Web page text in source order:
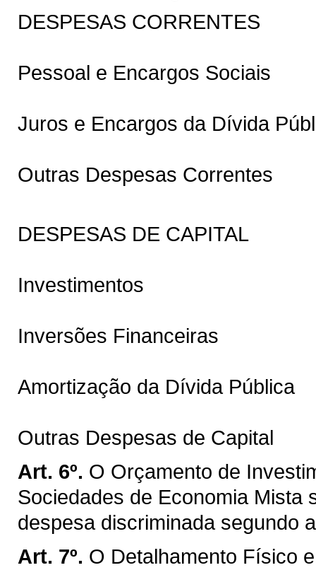
DESPESAS CORRENTES
Pessoal e Encargos Sociais
Juros e Encargos da Dívida
Outras Despesas Correntes
DESPESAS DE CAPITAL
Investimentos
Inversões Financeiras
Amortização da Dívida Pública
Outras Despesas de Capital
Art. 6º. O Orçamento de
Sociedades de Economia Mista
despesa discriminada segundo
Art. 7º. O Detalhamento Físico